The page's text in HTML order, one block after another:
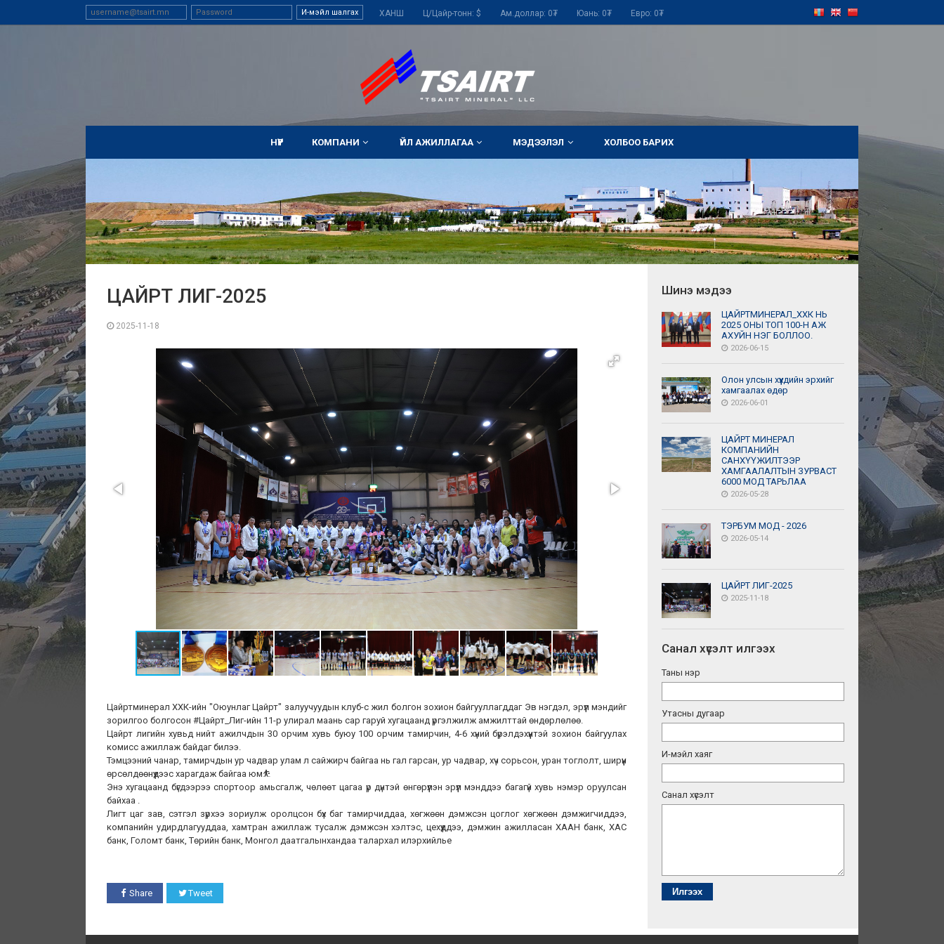
ХАНШ Ц/Цайр-тонн: $ Ам.доллар: 0₮ Юань: 0₮ Евро: 0₮
НҮҮР КОМПАНИ ҮЙЛ АЖИЛЛАГАА МЭДЭЭЛЭЛ ХОЛБОО БАРИХ
ЦАЙРТ ЛИГ-2025
2025-11-18
Цайртминерал ХХК-ийн "Оюунлаг Цайрт" залуучуудын клуб-с жил болгон зохион байгууллагддаг Эв нэгдэл, эрүүл мэндийг
зорилгоо болгосон #Цайрт_Лиг-ийн 11-р улирал маань сар гаруй хугацаанд үргэлжилж амжилттай өндөрлөлөө.
Цайрт лигийн хувьд нийт ажилчдын 30 орчим хувь буюу 100 орчим тамирчин, 4-6 хүний бүрэлдэхүүнтэй зохион байгуулах
комисс ажиллаж байдаг билээ.
Тэмцээний чанар, тамирчдын ур чадвар улам л сайжирч байгаа нь гал гарсан, ур чадвар, хүч сорьсон, уран тоглолт, ширүүн
өрсөлдөөнүүдээс харагдаж байгаа юм⛹️
Энэ хугацаанд бүгдээрээ спортоор амьсгалж, чөлөөт цагаа үр дүнтэй өнгөрүүлэн эрүүл мэнддээ багагүй хувь нэмэр оруулсан
байхаа .
Лигт цаг зав, сэтгэл зүрхээ зориулж оролцсон бүх баг тамирчиддаа, хөгжөөн дэмжсэн цоглог хөгжөөн дэмжигчиддээ,
компанийн удирдлагууддаа, хамтран ажиллаж тусалж дэмжсэн хэлтэс, цехүүддээ, дэмжин ажилласан ХААН банк, ХАС
банк, Голомт банк, Төрийн банк, Монгол даатгалынхандаа талархал илэрхийлье
Share Tweet
Шинэ мэдээ
ЦАЙРТМИНЕРАЛ_ХХК НЬ
2025 ОНЫ ТОП 100-Н АЖ
АХУЙН НЭГ БОЛЛОО.
2026-06-15
Олон улсын хүүхдийн эрхийг
хамгаалах өдөр
2026-06-01
ЦАЙРТ МИНЕРАЛ
КОМПАНИЙН
САНХҮҮЖИЛТЭЭР
ХАМГААЛАЛТЫН ЗУРВАСТ
6000 МОД ТАРЬЛАА
2026-05-28
ТЭРБУМ МОД - 2026
2026-05-14
ЦАЙРТ ЛИГ-2025
2025-11-18
Санал хүсэлт илгээх
Таны нэр
Утасны дугаар
И-мэйл хаяг
Санал хүсэлт